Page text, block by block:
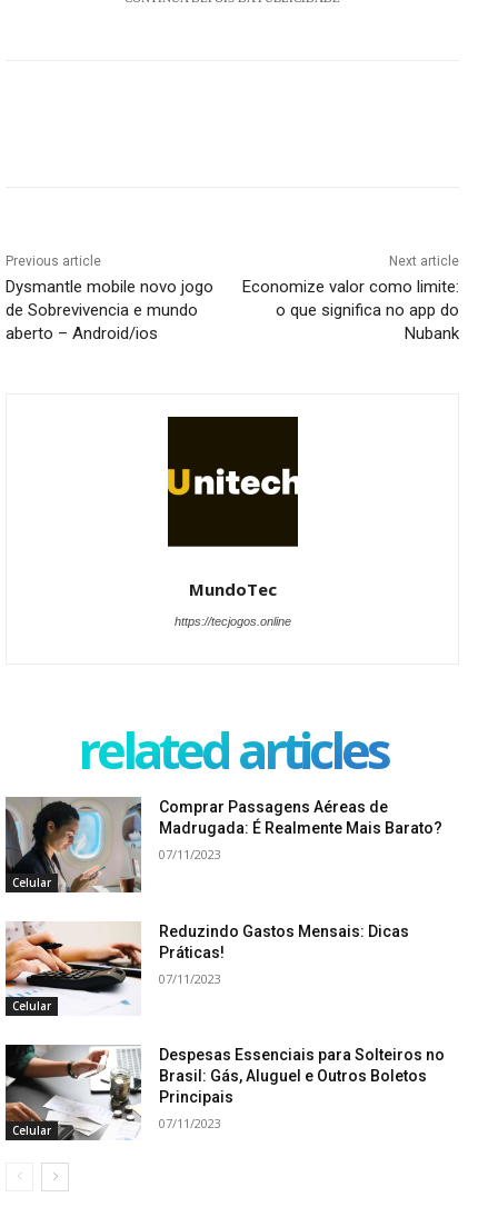
Previous article
Dysmantle mobile novo jogo
de Sobrevivencia e mundo
aberto – Android/ios
Next article
Economize valor como limite:
o que significa no app do
Nubank
MundoTec
https://tecjogos.online
related articles
Celular
Comprar Passagens Aéreas de
Madrugada: É Realmente Mais Barato?
07/11/2023
Celular
Reduzindo Gastos Mensais: Dicas
Práticas!
07/11/2023
Celular
Despesas Essenciais para Solteiros no
Brasil: Gás, Aluguel e Outros Boletos
Principais
07/11/2023